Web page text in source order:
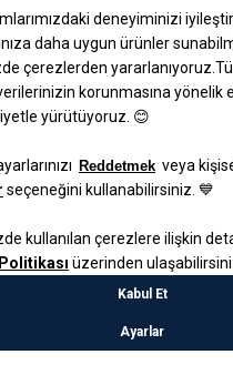
Alışverişlerinizde Kargo Bedava!
Politikamız